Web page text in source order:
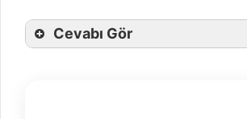
Cevabı Gör